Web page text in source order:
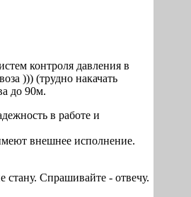
контроля давления в
))) (трудно накачать
до 90м.
в работе и
внешнее исполнение.
Спрашивайте - отвечу.